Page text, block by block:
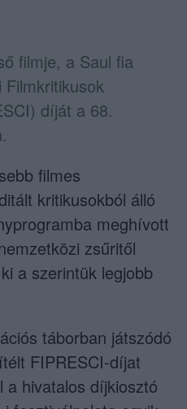
filmje, a Saul fia
díját a 68.
filmes
kritikusokból álló
meghívott
zsűritől
a szerintük legjobb
táborban játszódó
FIPRESCI-díjat
a hivatalos díjkiosztó